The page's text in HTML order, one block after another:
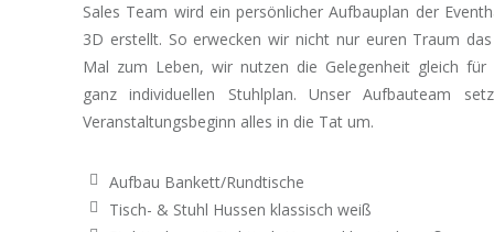
Sales Team wird ein persönlicher Aufbauplan der
3D erstellt. So erwecken wir nicht nur euren Traum
Mal zum Leben, wir nutzen die Gelegenheit gleich für
ganz individuellen Stuhlplan. Unser Aufbauteam
Veranstaltungsbeginn alles in die Tat um.
Aufbau Bankett/Rundtische
Tisch- & Stuhl Hussen klassisch weiß